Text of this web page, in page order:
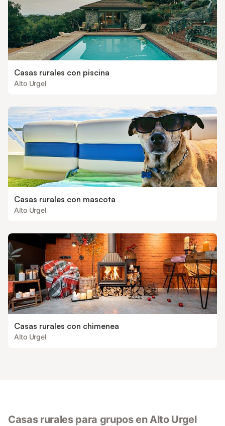
Casas rurales con piscina
Alto Urgel
Casas rurales con mascota
Alto Urgel
Casas rurales con chimenea
Alto Urgel
Casas rurales para grupos en Alto Urgel